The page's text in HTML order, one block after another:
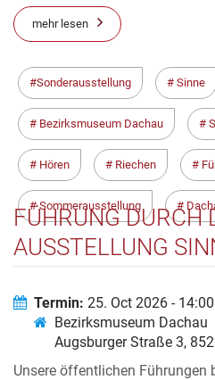
mehr lesen
Sonderausstellung Sinne
Bezirksmuseum Dachau
Hören Riechen
Sommerausstellung
FÜHRUNG DURCH
AUSSTELLUNG
WAHRNEHMUNG
Termin: 25. Oct 2026 -
Bezirksmuseum Dachau
Augsburger Straße 3,
Unsere öffentlichen Führungen